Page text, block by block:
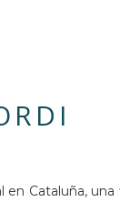
en Cataluña,